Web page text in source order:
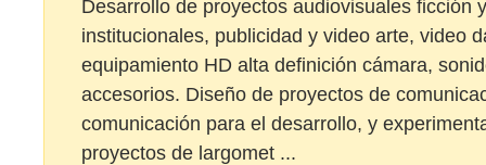
Desarrollo de proyectos audiovisuales ficción
institucionales, publicidad y video arte, video
equipamiento HD alta definición cámara,
accesorios. Diseño de proyectos de
comunicación para el desarrollo, y
proyectos de largomet ...